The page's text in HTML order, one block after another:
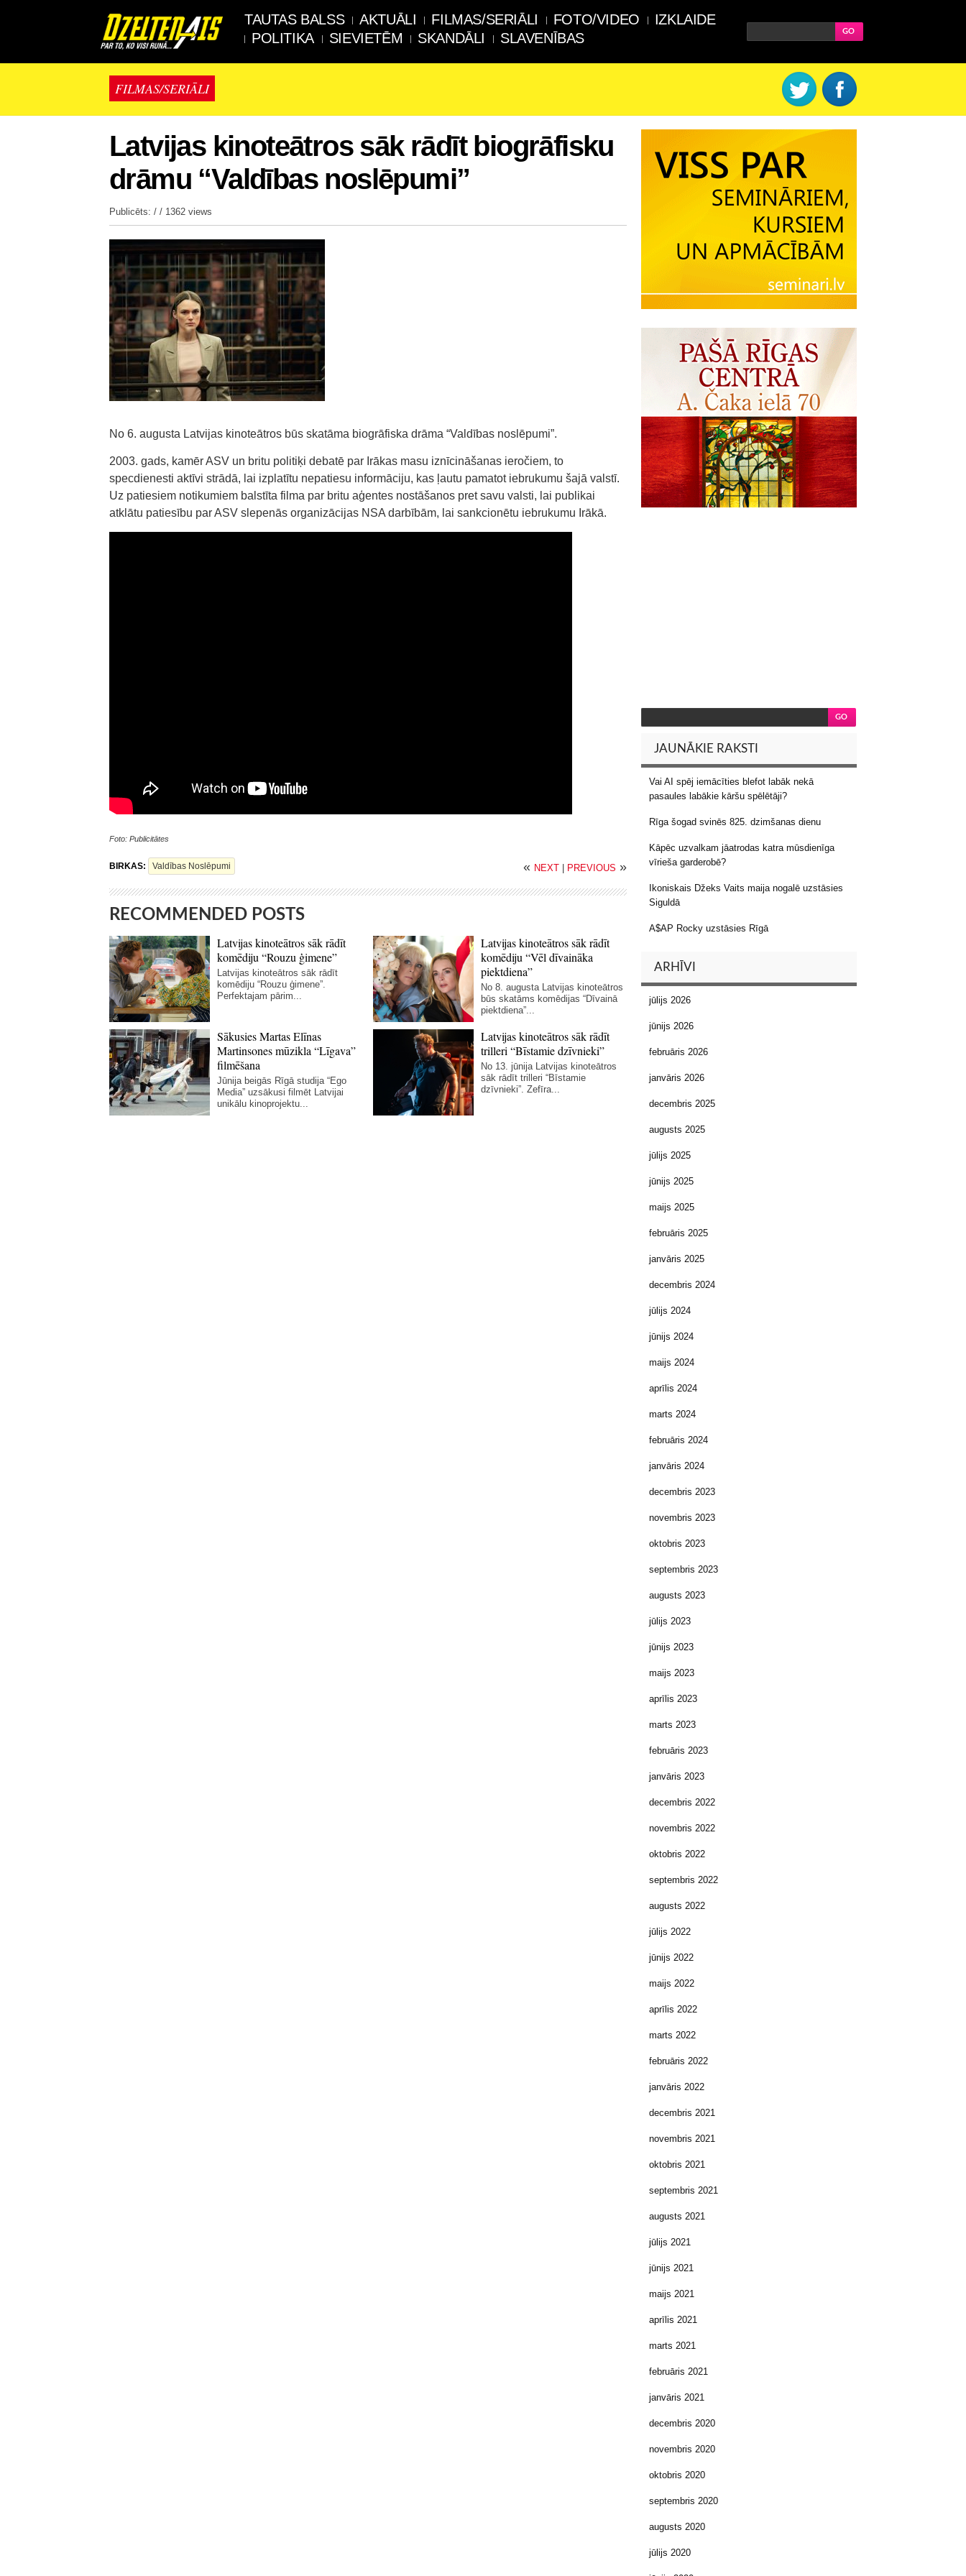
TAUTAS BALSS AKTUĀLI FILMAS/SERIĀLI FOTO/VIDEO
IZKLAIDE
POLITIKA
SIEVIETĒM SKANDĀLI SLAVENĪBAS
FILMAS/SERIĀLI
Latvijas kinoteātros sāk rādīt biogrāfisku
drāmu “Valdības noslēpumi”
Publicēts: / / 1362 views
No 6. augusta Latvijas kinoteātros būs skatāma biogrāfiska drāma “Valdības noslēpumi”.
2003. gads, kamēr ASV un britu politiķi debatē par Irākas masu iznīcināšanas ieročiem, to
specdienesti aktīvi strādā, lai izplatītu nepatiesu informāciju, kas ļautu pamatot iebrukumu šajā valstī.
Uz patiesiem notikumiem balstīta filma par britu aģentes nostāšanos pret savu valsti, lai publikai
atklātu patiesību par ASV slepenās organizācijas NSA darbībām, lai sankcionētu iebrukumu Irākā.
Foto: Publicitātes
BIRKAS: Valdības Noslēpumi « NEXT PREVIOUS »
RECOMMENDED POSTS
Latvijas kinoteātros sāk rādīt
komēdiju “Rouzu ģimene”
Latvijas kinoteātros sāk rādīt
komēdiju “Rouzu ģimene”.
Perfektajam pārim...
Latvijas kinoteātros sāk rādīt
komēdiju “Vēl dīvaināka
piektdiena”
No 8. augusta Latvijas kinoteātros
būs skatāms komēdijas “Dīvainā
piektdiena”...
Sākusies Martas Elīnas
Martinsones mūzikla “Līgava”
filmēšana
Jūnija beigās Rīgā studija “Ego
Media” uzsākusi filmēt Latvijai
unikālu kinoprojektu...
Latvijas kinoteātros sāk rādīt
trilleri “Bīstamie dzīvnieki”
No 13. jūnija Latvijas kinoteātros
sāk rādīt trilleri “Bīstamie
dzīvnieki”. Zefīra...
JAUNĀKIE RAKSTI
Vai AI spēj iemācīties blefot labāk nekā
pasaules labākie kāršu spēlētāji?
Rīga šogad svinēs 825. dzimšanas dienu
Kāpēc uzvalkam jāatrodas katra mūsdienīga
vīrieša garderobē?
Ikoniskais Džeks Vaits maija nogalē uzstāsies
Siguldā
A$AP Rocky uzstāsies Rīgā
ARHĪVI
jūlijs 2026
jūnijs 2026
februāris 2026
janvāris 2026
decembris 2025
augusts 2025
jūlijs 2025
jūnijs 2025
maijs 2025
februāris 2025
janvāris 2025
decembris 2024
jūlijs 2024
jūnijs 2024
maijs 2024
aprīlis 2024
marts 2024
februāris 2024
janvāris 2024
decembris 2023
novembris 2023
oktobris 2023
septembris 2023
augusts 2023
jūlijs 2023
jūnijs 2023
maijs 2023
aprīlis 2023
marts 2023
februāris 2023
janvāris 2023
decembris 2022
novembris 2022
oktobris 2022
septembris 2022
augusts 2022
jūlijs 2022
jūnijs 2022
maijs 2022
aprīlis 2022
marts 2022
februāris 2022
janvāris 2022
decembris 2021
novembris 2021
oktobris 2021
septembris 2021
augusts 2021
jūlijs 2021
jūnijs 2021
maijs 2021
aprīlis 2021
marts 2021
februāris 2021
janvāris 2021
decembris 2020
novembris 2020
oktobris 2020
septembris 2020
augusts 2020
jūlijs 2020